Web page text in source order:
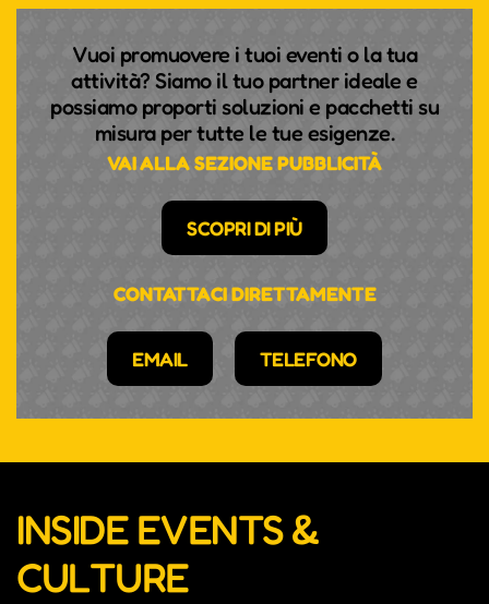
Vuoi promuovere i tuoi eventi o la tua
attività? Siamo il tuo partner ideale e
possiamo proporti soluzioni e pacchetti su
misura per tutte le tue esigenze.
VAI ALLA SEZIONE PUBBLICITÀ
SCOPRI DI PIÙ
CONTATTACI DIRETTAMENTE
EMAIL TELEFONO
INSIDE EVENTS &
CULTURE